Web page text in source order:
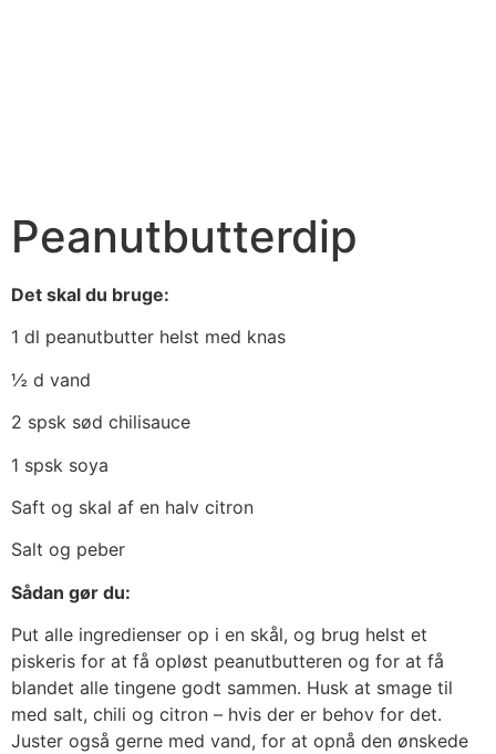
Peanutbutterdip
Det skal du bruge:
1 dl peanutbutter helst med knas
½ d vand
2 spsk sød chilisauce
1 spsk soya
Saft og skal af en halv citron
Salt og peber
Sådan gør du:
Put alle ingredienser op i en skål, og brug helst et
piskeris for at få opløst peanutbutteren og for at få
blandet alle tingene godt sammen. Husk at smage til
med salt, chili og citron – hvis der er behov for det.
Juster også gerne med vand, for at opnå den ønskede